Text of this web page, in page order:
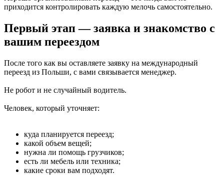
приходится контролировать каждую мелочь самостоятельно.
Первый этап — заявка и знакомство с
вашим переездом
После того как вы оставляете заявку на международный
переезд из Польши, с вами связывается менеджер.
Не робот и не случайный водитель.
Человек, который уточняет:
куда планируется переезд;
какой объем вещей;
нужна ли помощь грузчиков;
есть ли мебель или техника;
какие сроки вам подходят.